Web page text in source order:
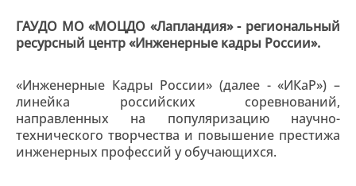
ГАУДО МО «МОЦДО «Лапландия» - региональный
ресурсный центр «Инженерные кадры России».
«Инженерные Кадры России» (далее - «ИКаР») –
линейка российских соревнований,
направленных на популяризацию научно-
технического творчества и повышение престижа
инженерных профессий у обучающихся.